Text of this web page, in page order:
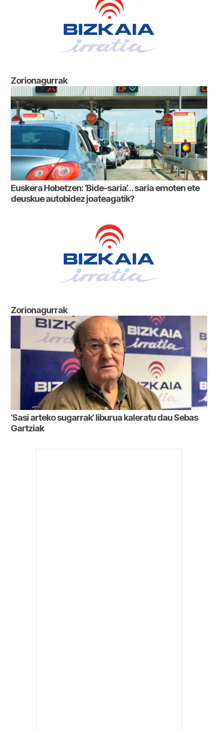
Zorionagurrak
Euskera Hobetzen: ‘Bide-saria’… saria emoten ete
deuskue autobidez joateagatik?
Zorionagurrak
‘Sasi arteko sugarrak’ liburua kaleratu dau Sebas
Gartziak